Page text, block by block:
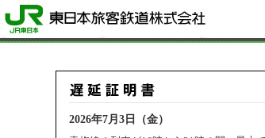
2026年7月3日（金）